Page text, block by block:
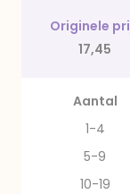
Originele
17,45
Aantal
1-4
5-9
10-19